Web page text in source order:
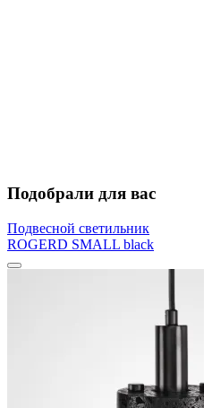
Подобрали для вас
Подвесной светильник
ROGERD SMALL black